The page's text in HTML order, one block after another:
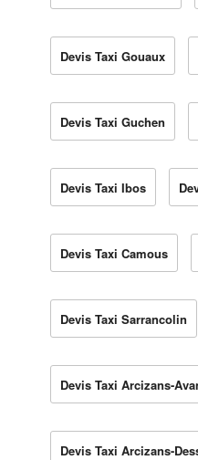
Devis Taxi Gouaux
Devis Taxi Guchen
Devis Taxi Ibos
Devis Taxi Camous
Devis Taxi Sarrancolin
Devis Taxi Arcizans-
Devis Taxi Arcizans-